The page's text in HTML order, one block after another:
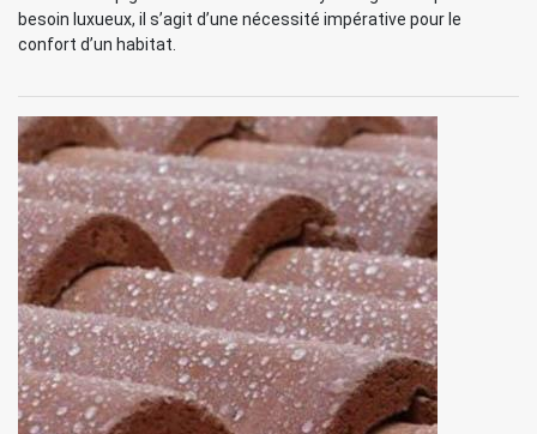
besoin luxueux, il s’agit d’une nécessité impérative pour le
confort d’un habitat.